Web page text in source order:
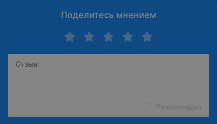
Поделитесь мнением
Рекомендую